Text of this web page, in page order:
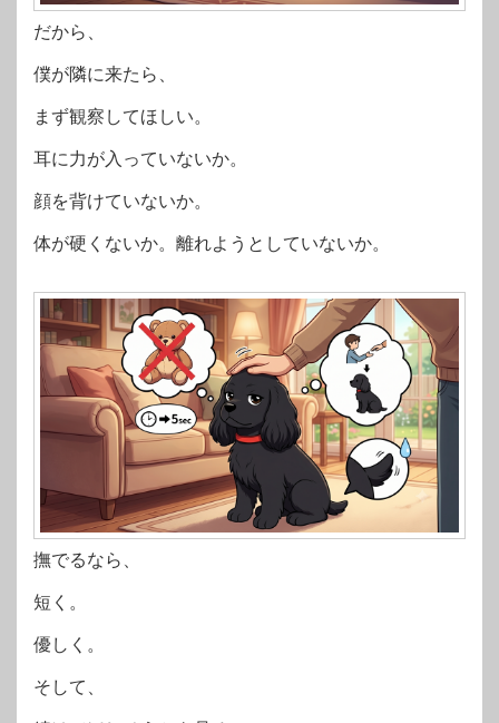
だから、
僕が隣に来たら、
まず観察してほしい。
耳に力が入っていないか。
顔を背けていないか。
体が硬くないか。離れようとしていないか。
撫でるなら、
短く。
優しく。
そして、